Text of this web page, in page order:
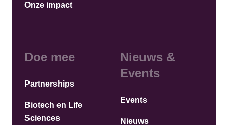
Onze impact
Doe mee
Partnerships
Biotech en Life
Sciences
Nieuws &
Events
Events
Nieuws